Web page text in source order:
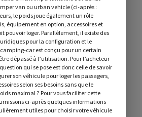
van ou urban vehicle (ci-après :
le poids joue également un rôle
équipement en option, accessoires et
pouvoir loger. Parallèlement, il existe des
pour la configuration et le
car est conçu pour un certain
dépassé à l’utilisation. Pour l’acheteur
qui se pose est donc celle de savoir
son véhicule pour loger les passagers,
selon ses besoins sans que le
maximal ? Pour vous faciliter cette
ci-après quelques informations
utiles pour choisir votre véhicule